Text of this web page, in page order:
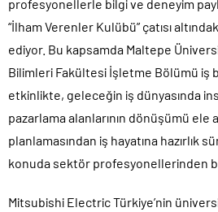
profesyonellerle bilgi ve deneyim
“İlham Verenler Kulübü” çatısı
ediyor. Bu kapsamda Maltepe
Bilimleri Fakültesi İşletme Bölümü iş
etkinlikte, geleceğin iş dünyasında
pazarlama alanlarının dönüşümü ele
planlamasından iş hayatına hazırlık
konuda sektör profesyonellerinden
Mitsubishi Electric Türkiye’nin